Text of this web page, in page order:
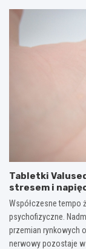
Tabletki
stresem i
Współczesne tempo
psychofizyczne.
przemian rynkowych
nerwowy pozostaje